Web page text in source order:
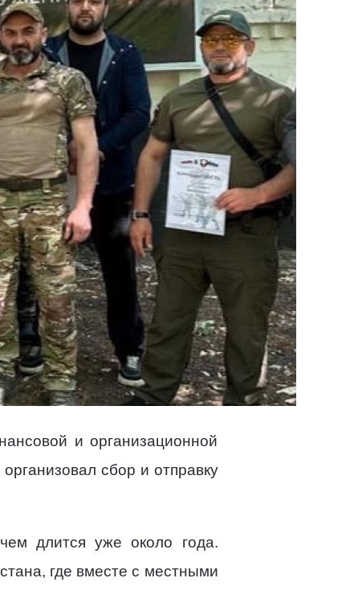
и организационной
сбор и отправку
длится уже около года.
где вместе с местными